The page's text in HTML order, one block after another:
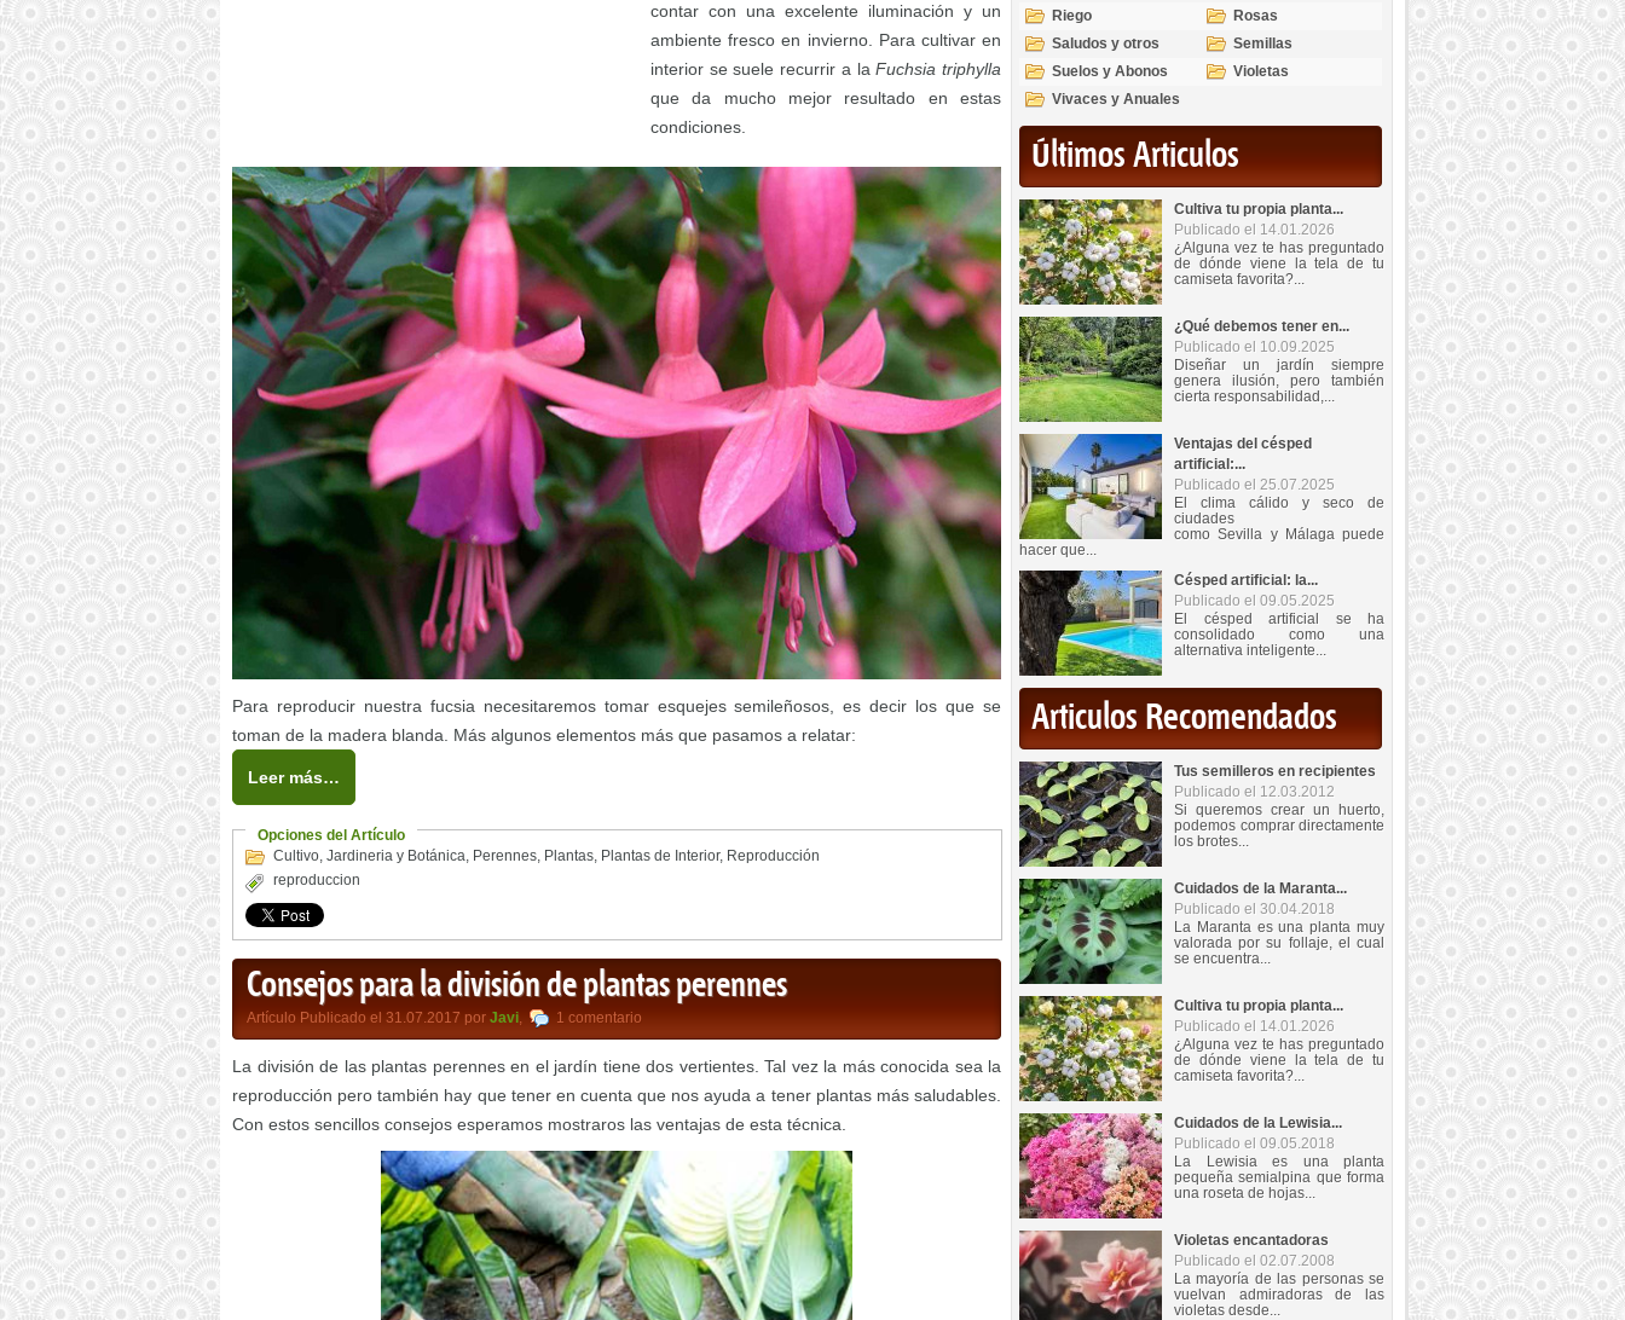
contar con una excelente iluminación y un
ambiente fresco en invierno. Para cultivar en
interior se suele recurrir a laFuchsia triphylla
que da mucho mejor resultado en estas
condiciones.
Para reproducir nuestra fucsia necesitaremos tomar esquejes semileñosos, es decir los que se
toman de la madera blanda. Más algunos elementos más que pasamos a relatar:
Leer más…
Opciones del Artículo
Cultivo, Jardineria y Botánica, Perennes, Plantas, Plantas de Interior, Reproducción
reproduccion
Consejos para la división de plantas perennes
Artículo Publicado el 31.07.2017 por Javi, 1 comentario
La división de las plantas perennes en el jardín tiene dos vertientes. Tal vez la más conocida sea la
reproducción pero también hay que tener en cuenta que nos ayuda a tener plantas más saludables.
Con estos sencillos consejos esperamos mostraros las ventajas de esta técnica.
Riego
Rosas
Saludos y otros
temas
Semillas
Suelos y Abonos
Violetas
Vivaces y Anuales
Últimos Articulos
Cultiva tu propia planta...
Publicado el 14.01.2026
¿Alguna vez te has preguntado
de dónde viene la tela de tu
camiseta favorita?...
¿Qué debemos tener en...
Publicado el 10.09.2025
Diseñar un jardín siempre
genera ilusión, pero también
cierta responsabilidad,...
Ventajas del césped
artificial:...
Publicado el 25.07.2025
El clima cálido y seco de
ciudades
como Sevilla y Málaga puede
hacer que...
Césped artificial: la...
Publicado el 09.05.2025
El césped artificial se ha
consolidado como una
alternativa inteligente...
Articulos Recomendados
Tus semilleros en recipientes
Publicado el 12.03.2012
Si queremos crear un huerto,
podemos comprar directamente
los brotes...
Cuidados de la Maranta...
Publicado el 30.04.2018
La Maranta es una planta muy
valorada por su follaje, el cual
se encuentra...
Cultiva tu propia planta...
Publicado el 14.01.2026
¿Alguna vez te has preguntado
de dónde viene la tela de tu
camiseta favorita?...
Cuidados de la Lewisia...
Publicado el 09.05.2018
La Lewisia es una planta
pequeña semialpina que forma
una roseta de hojas...
Violetas encantadoras
Publicado el 02.07.2008
La mayoría de las personas se
vuelvan admiradoras de las
violetas desde...